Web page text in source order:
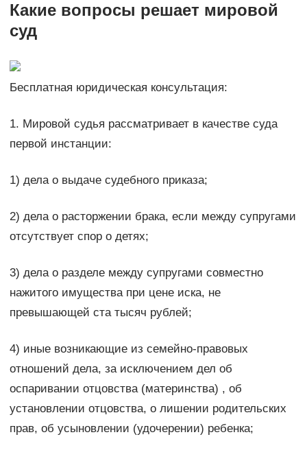
Какие вопросы решает мировой
суд
Бесплатная юридическая консультация:
1. Мировой судья рассматривает в качестве суда
первой инстанции:
1) дела о выдаче судебного приказа;
2) дела о расторжении брака, если между супругами
отсутствует спор о детях;
3) дела о разделе между супругами совместно
нажитого имущества при цене иска, не
превышающей ста тысяч рублей;
4) иные возникающие из семейно-правовых
отношений дела, за исключением дел об
оспаривании отцовства (материнства) , об
установлении отцовства, о лишении родительских
прав, об усыновлении (удочерении) ребенка;